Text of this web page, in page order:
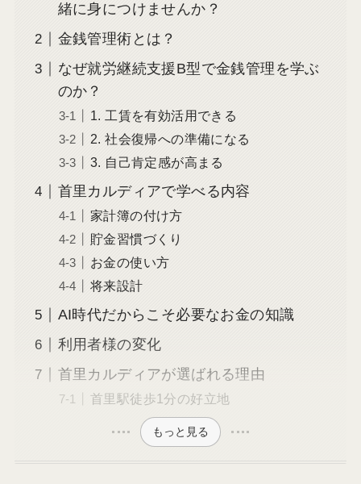
緒に身につけませんか？
金銭管理術とは？
なぜ就労継続支援B型で金銭管理を学ぶ
のか？
1. 工賃を有効活用できる
2. 社会復帰への準備になる
3. 自己肯定感が高まる
首里カルディアで学べる内容
家計簿の付け方
貯金習慣づくり
お金の使い方
将来設計
AI時代だからこそ必要なお金の知識
利用者様の変化
首里カルディアが選ばれる理由
首里駅徒歩1分の好立地
もっと見る